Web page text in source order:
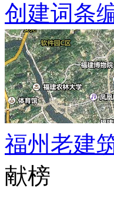
创建词条
福州老建
献榜